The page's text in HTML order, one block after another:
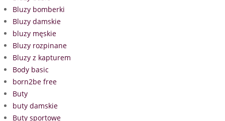
Bluzy bomberki
Bluzy damskie
bluzy męskie
Bluzy rozpinane
Bluzy z kapturem
Body basic
born2be free
Buty
buty damskie
Buty sportowe